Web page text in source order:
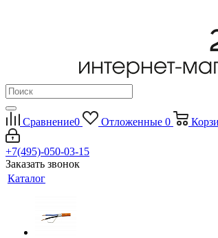
Сравнение0 Отложенные 0
+7(495)-050-03-15
Заказать звонок
Каталог